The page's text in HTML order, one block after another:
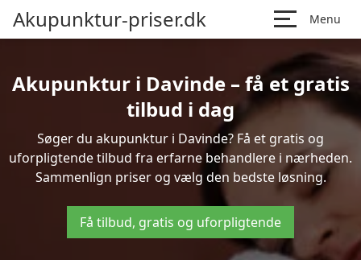
Akupunktur-priser.dk Menu
Akupunktur i Davinde – få et gratis
tilbud i dag
Søger du akupunktur i Davinde? Få et gratis og
uforpligtende tilbud fra erfarne behandlere i nærheden.
Sammenlign priser og vælg den bedste løsning.
Få tilbud, gratis og uforpligtende